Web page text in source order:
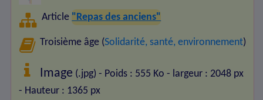
Article "Repas des anciens"
Troisième âge (Solidarité, santé, environnement)
Image (.jpg) - Poids : 555 Ko - largeur : 2048 px
- Hauteur : 1365 px